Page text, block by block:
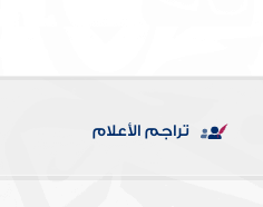
تراجم الأعلام